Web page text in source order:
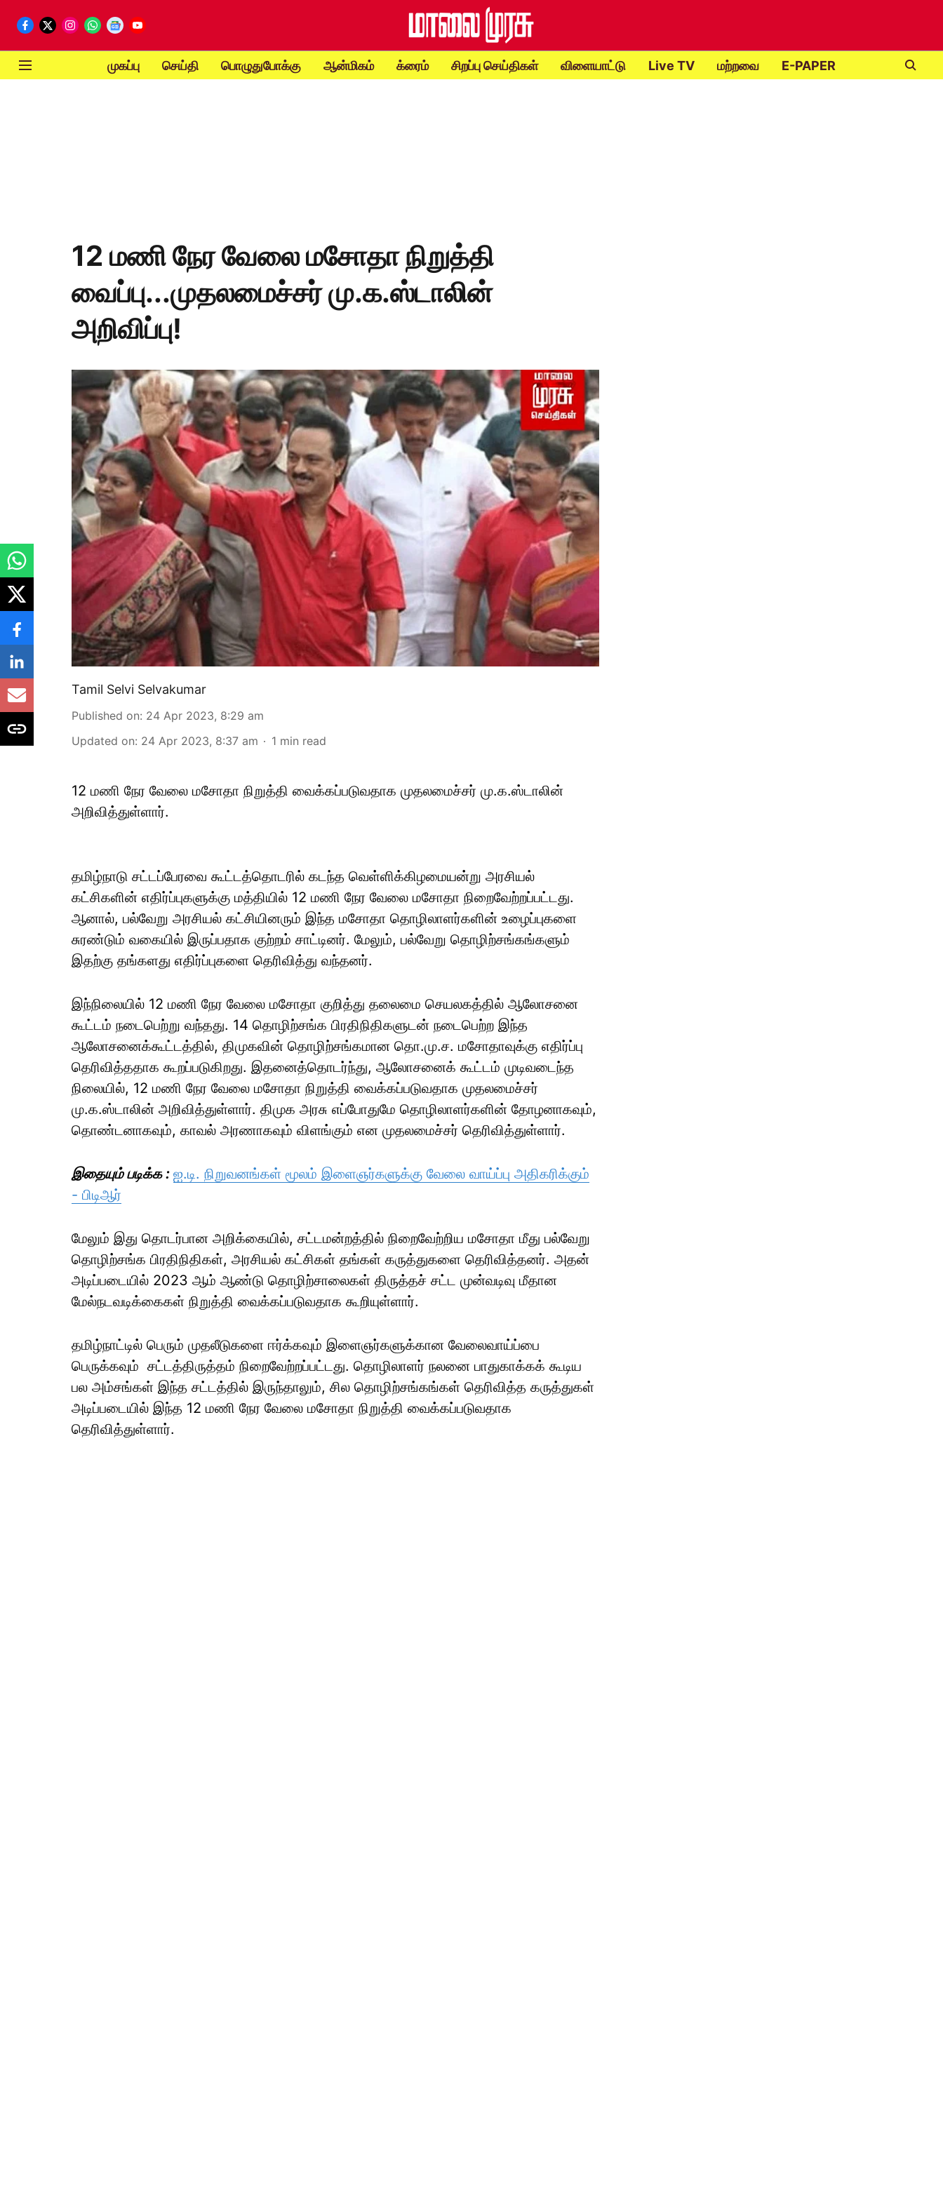
முகப்பு செய்தி பொழுதுபோக்கு ஆன்மிகம் க்ரைம் சிறப்பு செய்திகள் விளையாட்டு Live TV மற்றவை E-PAPER
12 மணி நேர வேலை மசோதா நிறுத்தி
வைப்பு...முதலமைச்சர் மு.க.ஸ்டாலின்
அறிவிப்பு!
Tamil Selvi Selvakumar
Published on: 24 Apr 2023, 8:29 am
Updated on: 24 Apr 2023, 8:37 am 1 min read
12 மணி நேர வேலை மசோதா நிறுத்தி வைக்கப்படுவதாக முதலமைச்சர் மு.க.ஸ்டாலின்
அறிவித்துள்ளார்.
தமிழ்நாடு சட்டப்பேரவை கூட்டத்தொடரில் கடந்த வெள்ளிக்கிழமையன்று அரசியல்
கட்சிகளின் எதிர்ப்புகளுக்கு மத்தியில் 12 மணி நேர வேலை மசோதா நிறைவேற்றப்பட்டது.
ஆனால், பல்வேறு அரசியல் கட்சியினரும் இந்த மசோதா தொழிலாளர்களின் உழைப்புகளை
சுரண்டும் வகையில் இருப்பதாக குற்றம் சாட்டினர். மேலும், பல்வேறு தொழிற்சங்கங்களும்
இதற்கு தங்களது எதிர்ப்புகளை தெரிவித்து வந்தனர்.
இந்நிலையில் 12 மணி நேர வேலை மசோதா குறித்து தலைமை செயலகத்தில் ஆலோசனை
கூட்டம் நடைபெற்று வந்தது. 14 தொழிற்சங்க பிரதிநிதிகளுடன் நடைபெற்ற இந்த
ஆலோசனைக்கூட்டத்தில், திமுகவின் தொழிற்சங்கமான தொ.மு.ச. மசோதாவுக்கு எதிர்ப்பு
தெரிவித்ததாக கூறப்படுகிறது. இதனைத்தொடர்ந்து, ஆலோசனைக் கூட்டம் முடிவடைந்த
நிலையில், 12 மணி நேர வேலை மசோதா நிறுத்தி வைக்கப்படுவதாக முதலமைச்சர்
மு.க.ஸ்டாலின் அறிவித்துள்ளார். திமுக அரசு எப்போதுமே தொழிலாளர்களின் தோழனாகவும்,
தொண்டனாகவும், காவல் அரணாகவும் விளங்கும் என முதலமைச்சர் தெரிவித்துள்ளார்.
இதையும் படிக்க : ஐ.டி. நிறுவனங்கள் மூலம் இளைஞர்களுக்கு வேலை வாய்ப்பு அதிகரிக்கும்
- பிடிஆர்
மேலும் இது தொடர்பான அறிக்கையில், சட்டமன்றத்தில் நிறைவேற்றிய மசோதா மீது பல்வேறு
தொழிற்சங்க பிரதிநிதிகள், அரசியல் கட்சிகள் தங்கள் கருத்துகளை தெரிவித்தனர். அதன்
அடிப்படையில் 2023 ஆம் ஆண்டு தொழிற்சாலைகள் திருத்தச் சட்ட முன்வடிவு மீதான
மேல்நடவடிக்கைகள் நிறுத்தி வைக்கப்படுவதாக கூறியுள்ளார்.
தமிழ்நாட்டில் பெரும் முதலீடுகளை ஈர்க்கவும் இளைஞர்களுக்கான வேலைவாய்ப்பை
பெருக்கவும் சட்டத்திருத்தம் நிறைவேற்றப்பட்டது. தொழிலாளர் நலனை பாதுகாக்கக் கூடிய
பல அம்சங்கள் இந்த சட்டத்தில் இருந்தாலும், சில தொழிற்சங்கங்கள் தெரிவித்த கருத்துகள்
அடிப்படையில் இந்த 12 மணி நேர வேலை மசோதா நிறுத்தி வைக்கப்படுவதாக
தெரிவித்துள்ளார்.